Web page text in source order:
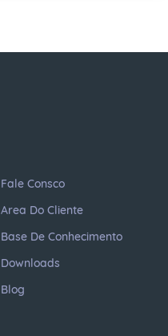
Fale Consco
Area Do Cliente
Base De Conhecimento
Downloads
Blog